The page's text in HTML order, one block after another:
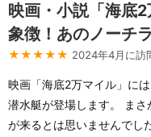
映画・小説「海底
象徴！あのノーチ
★★★★★ 2024年4月に訪
映画「海底2万マイル」に
潜水艇が登場します。 まさ
が来るとは思いませんでし